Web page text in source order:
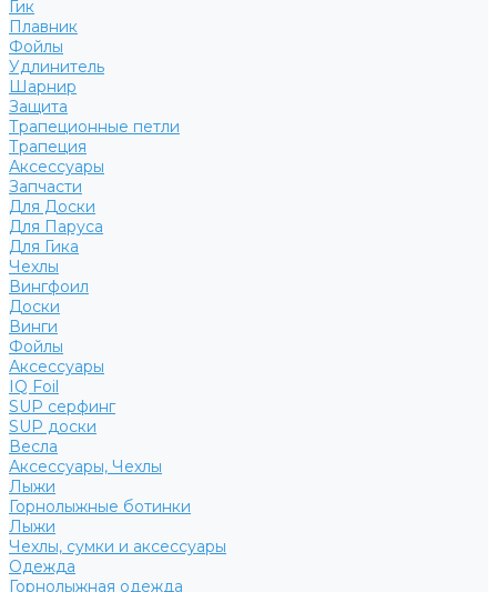
Гик
Плавник
Фойлы
Удлинитель
Шарнир
Защита
Трапеционные петли
Трапеция
Аксессуары
Запчасти
Для Доски
Для Паруса
Для Гика
Чехлы
Вингфоил
Доски
Винги
Фойлы
Аксессуары
IQ Foil
SUP серфинг
SUP доски
Весла
Аксессуары, Чехлы
Лыжи
Горнолыжные ботинки
Лыжи
Чехлы, сумки и аксессуары
Одежда
Горнолыжная одежда